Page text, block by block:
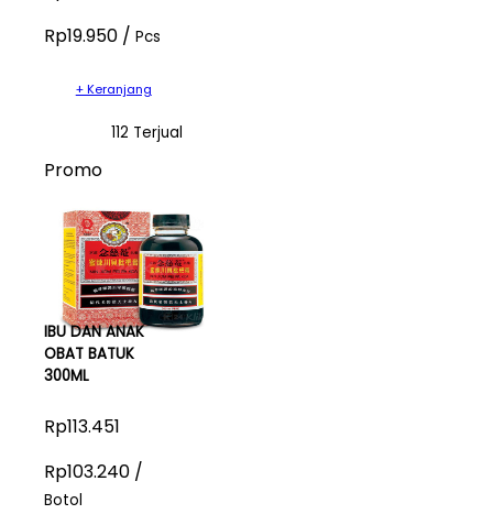
Rp19.950 / Pcs
+ Keranjang
112 Terjual
Promo
IBU DAN ANAK
OBAT BATUK
300ML
Rp113.451
Rp103.240 /
Botol